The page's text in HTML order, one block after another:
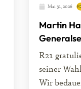
Mai 31, 2026
Martin
R21
seiner
Wir